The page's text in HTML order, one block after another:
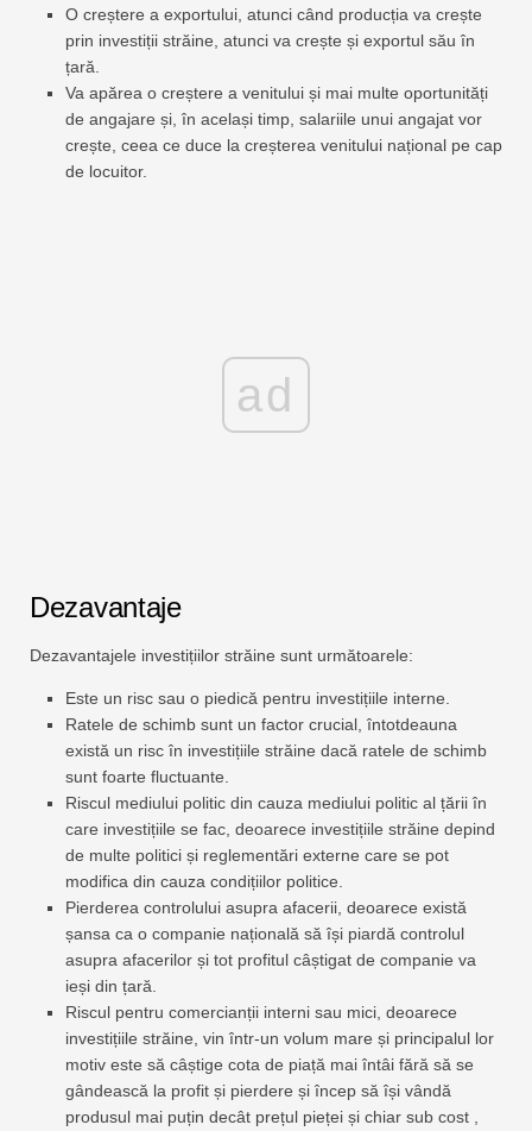
O creștere a exportului, atunci când producția va crește
prin investiții străine, atunci va crește și exportul său în
țară.
Va apărea o creștere a venitului și mai multe oportunități
de angajare și, în același timp, salariile unui angajat vor
crește, ceea ce duce la creșterea venitului național pe cap
de locuitor.
ad
Dezavantaje
Dezavantajele investițiilor străine sunt următoarele:
Este un risc sau o piedică pentru investițiile interne.
Ratele de schimb sunt un factor crucial, întotdeauna
există un risc în investițiile străine dacă ratele de schimb
sunt foarte fluctuante.
Riscul mediului politic din cauza mediului politic al țării în
care investițiile se fac, deoarece investițiile străine depind
de multe politici și reglementări externe care se pot
modifica din cauza condițiilor politice.
Pierderea controlului asupra afacerii, deoarece există
șansa ca o companie națională să își piardă controlul
asupra afacerilor și tot profitul câștigat de companie va
ieși din țară.
Riscul pentru comercianții interni sau mici, deoarece
investițiile străine, vin într-un volum mare și principalul lor
motiv este să câștige cota de piață mai întâi fără să se
gândească la profit și pierdere și încep să își vândă
produsul mai puțin decât prețul pieței și chiar sub cost ,